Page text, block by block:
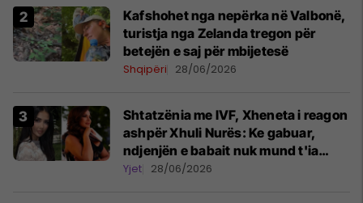
Kafshohet nga nepërka në Valbonë,
turistja nga Zelanda tregon për
betejën e saj për mbijetesë
Shqipëri 28/06/2026
Shtatzënia me IVF, Xheneta i reagon
ashpër Xhuli Nurës: Ke gabuar,
ndjenjën e babait nuk mund t'ia
plotësosh kurrë
Yjet 28/06/2026